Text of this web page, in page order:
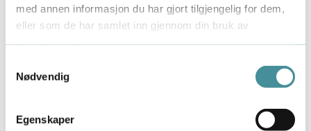
med annen informasjon du har gjort tilgjengelig for dem,
eller som de har samlet inn gjennom din bruk av
Nødvendig
Egenskaper
To år i forveien hadde jeg begynt å ta opp med legen
min at jeg hadde tegn på tidlig overgangsalder. Men
jeg var jo bare 43! Og en vanlig blodprøve viste
fulgte med samme problematikk. Og hver gang gikk
Helt til legen fikk epikrisen min fra sykehuset. Da